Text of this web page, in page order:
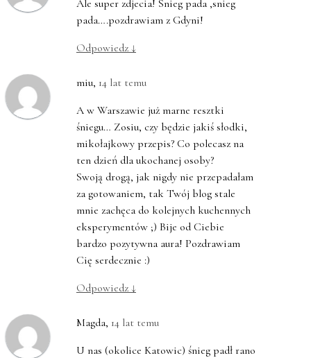
Ale super zdjecia! Snieg pada ,snieg
pada….pozdrawiam z Gdyni!
Odpowiedz ↓
miu, 14 lat temu
A w Warszawie już marne resztki
śniegu… Zosiu, czy będzie jakiś słodki,
mikołajkowy przepis? Co polecasz na
ten dzień dla ukochanej osoby?
Swoją drogą, jak nigdy nie przepadałam
za gotowaniem, tak Twój blog stale
mnie zachęca do kolejnych kuchennych
eksperymentów ;) Bije od Ciebie
bardzo pozytywna aura! Pozdrawiam
Cię serdecznie :)
Odpowiedz ↓
Magda, 14 lat temu
U nas (okolice Katowic) śnieg padł rano